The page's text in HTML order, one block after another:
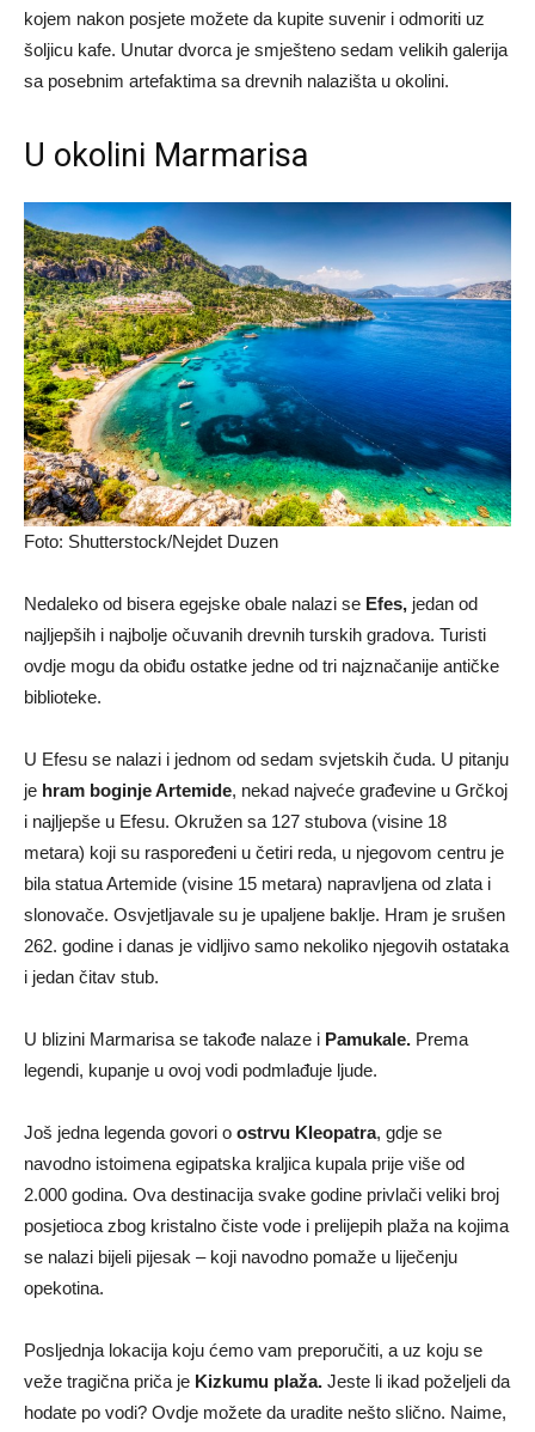
kojem nakon posjete možete da kupite suvenir i odmoriti uz
šoljicu kafe. Unutar dvorca je smješteno sedam velikih galerija
sa posebnim artefaktima sa drevnih nalazišta u okolini.
U okolini Marmarisa
Foto: Shutterstock/Nejdet Duzen
Nedaleko od bisera egejske obale nalazi se Efes, jedan od
najljepših i najbolje očuvanih drevnih turskih gradova. Turisti
ovdje mogu da obiđu ostatke jedne od tri najznačanije antičke
biblioteke.
U Efesu se nalazi i jednom od sedam svjetskih čuda. U pitanju
je hram boginje Artemide, nekad najveće građevine u Grčkoj
i najljepše u Efesu. Okružen sa 127 stubova (visine 18
metara) koji su raspoređeni u četiri reda, u njegovom centru je
bila statua Artemide (visine 15 metara) napravljena od zlata i
slonovače. Osvjetljavale su je upaljene baklje. Hram je srušen
262. godine i danas je vidljivo samo nekoliko njegovih ostataka
i jedan čitav stub.
U blizini Marmarisa se takođe nalaze i Pamukale. Prema
legendi, kupanje u ovoj vodi podmlađuje ljude.
Još jedna legenda govori o ostrvu Kleopatra, gdje se
navodno istoimena egipatska kraljica kupala prije više od
2.000 godina. Ova destinacija svake godine privlači veliki broj
posjetioca zbog kristalno čiste vode i prelijepih plaža na kojima
se nalazi bijeli pijesak – koji navodno pomaže u liječenju
opekotina.
Posljednja lokacija koju ćemo vam preporučiti, a uz koju se
veže tragična priča je Kizkumu plaža. Jeste li ikad poželjeli da
hodate po vodi? Ovdje možete da uradite nešto slično. Naime,